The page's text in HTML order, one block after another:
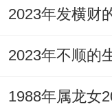
存，可能面临
发的争执。